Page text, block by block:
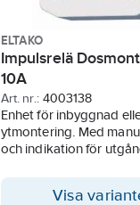
ELTAKO
Impulsrelä
10A
Art. nr.: 4003138
Enhet för inbyggnad
ytmontering. Med
och indikation för
Visa